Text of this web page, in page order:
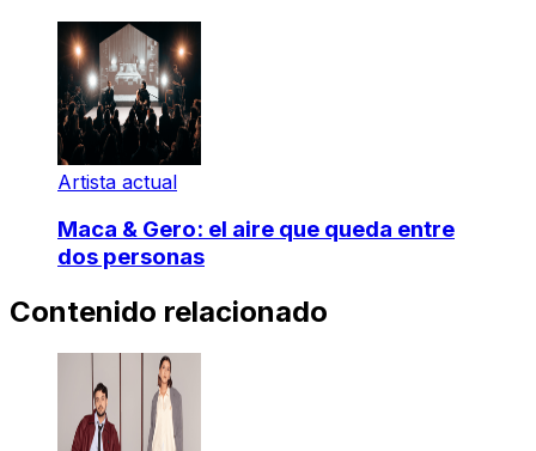
Artista actual
Maca & Gero: el aire que queda entre
dos personas
Contenido relacionado